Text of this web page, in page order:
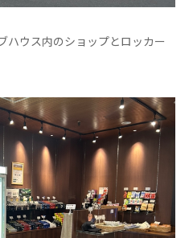
ハウス内のショップとロッカー